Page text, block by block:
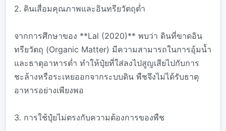
2. ดินเสื่อมคุณภาพและอินทรียวัตถุต่ำ
จากการศึกษาของ **Lal (2020)** พบว่า ดินที่ขาดอิน
ทรียวัตถุ (Organic Matter) มีความสามารถในการอุ้มน้ำ
และธาตุอาหารต่ำ ทำให้ปุ๋ยที่ใส่ลงไปสูญเสียไปกับการ
ชะล้างหรือระเหยออกจากระบบดิน พืชจึงไม่ได้รับธาตุ
อาหารอย่างเพียงพอ
3. การใช้ปุ๋ยไม่ตรงกับความต้องการของพืช